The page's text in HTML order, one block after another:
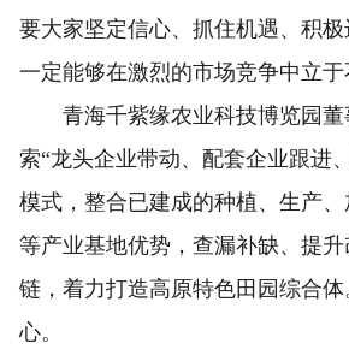
要大家坚定信心、抓住机遇、积极
一定能够在激烈的市场竞争中立于
青海千紫缘农业科技博览园董
索“龙头企业带动、配套企业跟进
模式，整合已建成的种植、生产
等产业基地优势，查漏补缺、提
链，着力打造高原特色田园综合
心。